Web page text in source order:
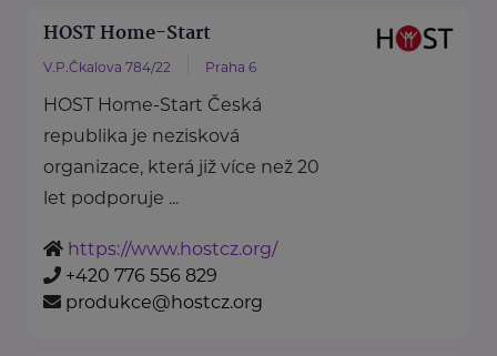
HOST Home-Start
V.P.Čkalova 784/22 Praha 6
HOST Home-Start Česká
republika je nezisková
organizace, která již více než 20
let podporuje ...
https://www.hostcz.org/
+420 776 556 829
produkce@hostcz.org